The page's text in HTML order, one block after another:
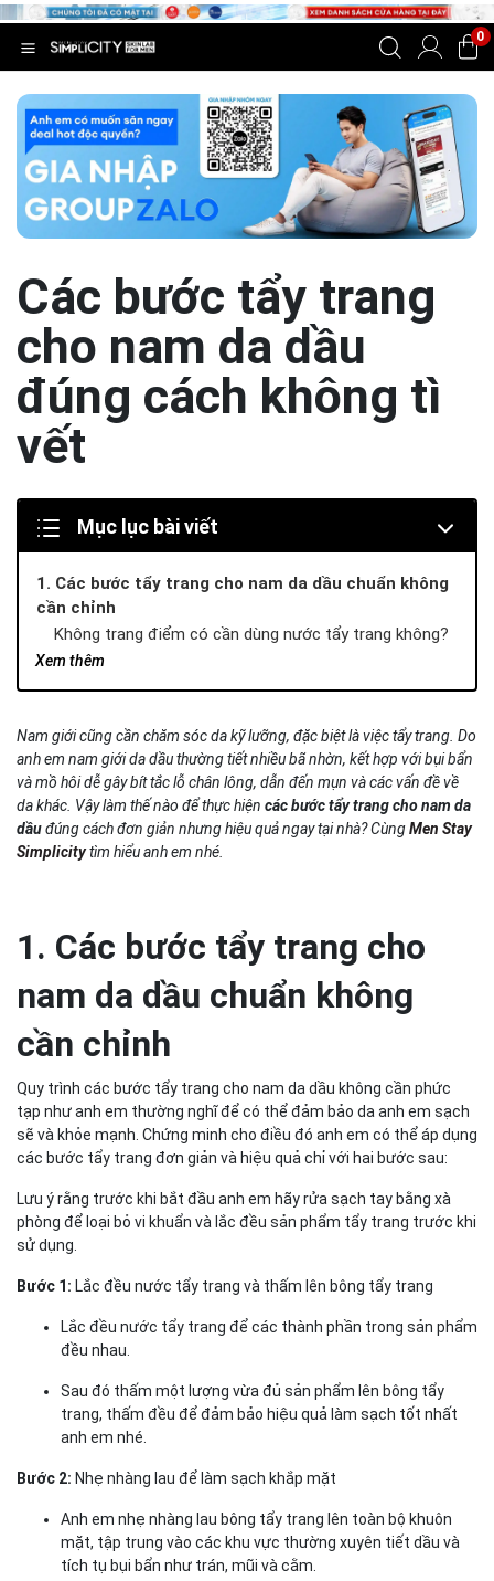
0
Các bước tẩy trang
cho nam da dầu
đúng cách không tì
vết
Mục lục bài viết
Xem thêm
1. Các bước tẩy trang cho nam da dầu chuẩn không
cần chỉnh
Không trang điểm có cần dùng nước tẩy trang không?
Nước tẩy trang có gây mụn không (đặc biệt là da dầu dễ
gây mụn)?
2.1 Massage nhẹ nhàng
2.2 Thay bông tẩy trang
2.3 Chỉ nên sử dụng 1 lần vào buổi tối
2.4 Dùng nước tẩy trang phù hợp cho da dầu
2.5 Kết hợp với các sản phẩm khác tối ưu hiệu quả sử
Nam giới cũng cần chăm sóc da kỹ lưỡng, đặc biệt là việc tẩy trang. Do
anh em nam giới da dầu thường tiết nhiều bã nhờn, kết hợp với bụi bẩn
và mồ hôi dễ gây bít tắc lỗ chân lông, dẫn đến mụn và các vấn đề về
da khác. Vậy làm thế nào để thực hiện các bước tẩy trang cho nam da
dầuđúng cách đơn giản nhưng hiệu quả ngay tại nhà? CùngMen Stay
Simplicitytìm hiểu anh em nhé.
1. Các bước tẩy trang cho
nam da dầu chuẩn không
cần chỉnh
Quy trình các bước tẩy trang cho nam da dầu không cần phức
tạp như anh em thường nghĩ để có thể đảm bảo da anh em sạch
sẽ và khỏe mạnh. Chứng minh cho điều đó anh em có thể áp dụng
các bước tẩy trang đơn giản và hiệu quả chỉ với hai bước sau:
Lưu ý rằng trước khi bắt đầu anh em hãy rửa sạch tay bằng xà
phòng để loại bỏ vi khuẩn và lắc đều sản phẩm tẩy trang trước khi
sử dụng.
Bước 1: Lắc đều nước tẩy trang và thấm lên bông tẩy trang
Lắc đều nước tẩy trang để các thành phần trong sản phẩm
đều nhau.
Sau đó thấm một lượng vừa đủ sản phẩm lên bông tẩy
trang, thấm đều để đảm bảo hiệu quả làm sạch tốt nhất
anh em nhé.
Bước 2: Nhẹ nhàng lau để làm sạch khắp mặt
Anh em nhẹ nhàng lau bông tẩy trang lên toàn bộ khuôn
mặt, tập trung vào các khu vực thường xuyên tiết dầu và
tích tụ bụi bẩn như trán, mũi và cằm.